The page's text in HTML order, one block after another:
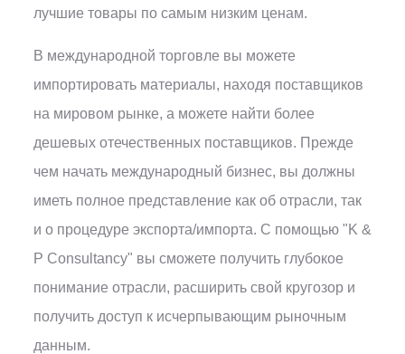
лучшие товары по самым низким ценам.
В международной торговле вы можете
импортировать материалы, находя поставщиков
на мировом рынке, а можете найти более
дешевых отечественных поставщиков. Прежде
чем начать международный бизнес, вы должны
иметь полное представление как об отрасли, так
и о процедуре экспорта/импорта. С помощью "K &
P Consultancy" вы сможете получить глубокое
понимание отрасли, расширить свой кругозор и
получить доступ к исчерпывающим рыночным
данным.